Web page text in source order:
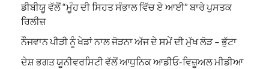
ਡੀਬੀਯੂ ਵੱਲੋਂ “ਮੂੰਹ ਦੀ ਸਿਹਤ ਸੰਭਾਲ ਵਿੱਚ ਏ ਆਈ” ਬਾਰੇ ਪੁਸਤਕ
ਰਿਲੀਜ਼
ਨੌਜਵਾਨ ਪੀੜੀ ਨੂੰ ਖੇਡਾਂ ਨਾਲ ਜੋੜਨਾ ਅੱਜ ਦੇ ਸਮੇਂ ਦੀ ਮੁੱਖ ਲੋੜ – ਭੁੱਟਾ
ਦੇਸ਼ ਭਗਤ ਯੂਨੀਵਰਸਿਟੀ ਵੱਲੋਂ ਆਧੁਨਿਕ ਆਡੀਓ-ਵਿਜ਼ੂਅਲ ਮੀਡੀਆ